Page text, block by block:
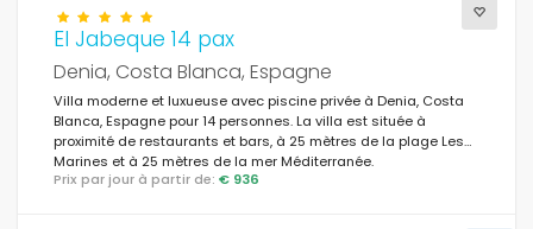
El Jabeque 14 pax
Denia, Costa Blanca, Espagne
Villa moderne et luxueuse avec piscine privée à Denia, Costa
Blanca, Espagne pour 14 personnes. La villa est située à
proximité de restaurants et bars, à 25 mètres de la plage Les
Marines et à 25 mètres de la mer Méditerranée.
Prix par jour à partir de: € 936